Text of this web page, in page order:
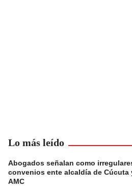
Lo más leído
Abogados señalan como
convenios ente alcaldía de Cúcuta
AMC